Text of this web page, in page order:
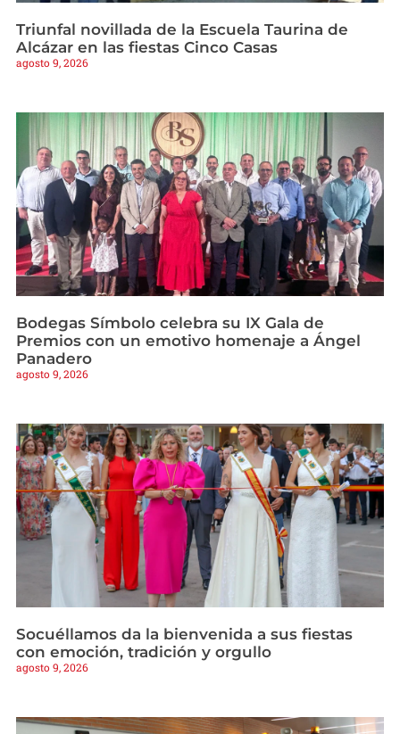
Triunfal novillada de la Escuela Taurina de
Alcázar en las fiestas Cinco Casas
agosto 9, 2026
Bodegas Símbolo celebra su IX Gala de
Premios con un emotivo homenaje a Ángel
Panadero
agosto 9, 2026
Socuéllamos da la bienvenida a sus fiestas
con emoción, tradición y orgullo
agosto 9, 2026